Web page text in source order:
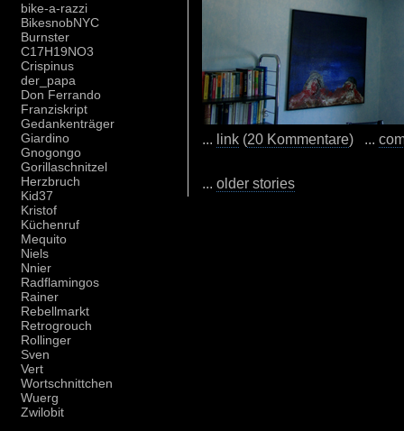
bike-a-razzi
BikesnobNYC
Burnster
C17H19NO3
Crispinus
der_papa
Don Ferrando
Franziskript
Gedankenträger
Giardino
Gnogongo
Gorillaschnitzel
Herzbruch
Kid37
Kristof
Küchenruf
Mequito
Niels
Nnier
Radflamingos
Rainer
Rebellmarkt
Retrogrouch
Rollinger
Sven
Vert
Wortschnittchen
Wuerg
Zwilobit
... link (20 Kommentare) ...
... older stories